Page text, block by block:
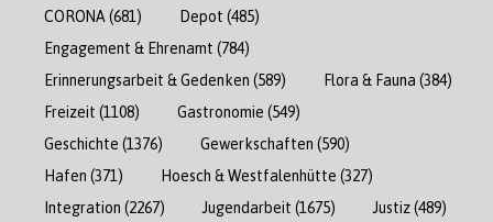
CORONA (681) Depot (485)
Engagement & Ehrenamt (784)
Erinnerungsarbeit & Gedenken (589) Flora & Fauna (384)
Freizeit (1108) Gastronomie (549)
Geschichte (1376) Gewerkschaften (590)
Hafen (371) Hoesch & Westfalenhütte (327)
Integration (2267) Jugendarbeit (1675) Justiz(489)